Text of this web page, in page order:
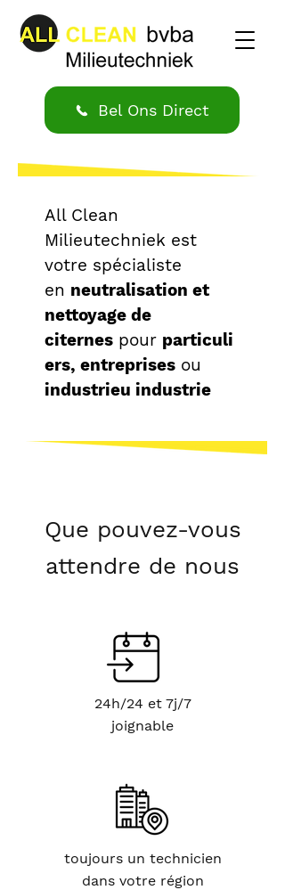
Bel Ons Direct
All Clean
Milieutechniek est
votre spécialiste
en neutralisation et
nettoyage de
citernes pour particuli
ers, entreprises ou
industrieu industrie
Que pouvez-vous
attendre de nous
24h/24 et 7j/7
joignable
toujours un technicien
dans votre région